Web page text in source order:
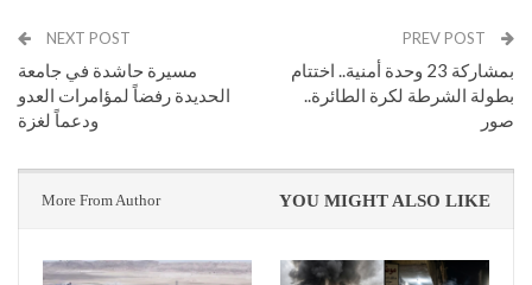
بمشاركة 23 وحدة أمنية.. اختتام
بطولة الشرطة لكرة الطائرة..
صور
NEXT POST
مسيرة حاشدة في جامعة
الحديدة رفضاً لمؤامرات العدو
ودعماً لغزة
YOU MIGHT ALSO LIKE
More From Author